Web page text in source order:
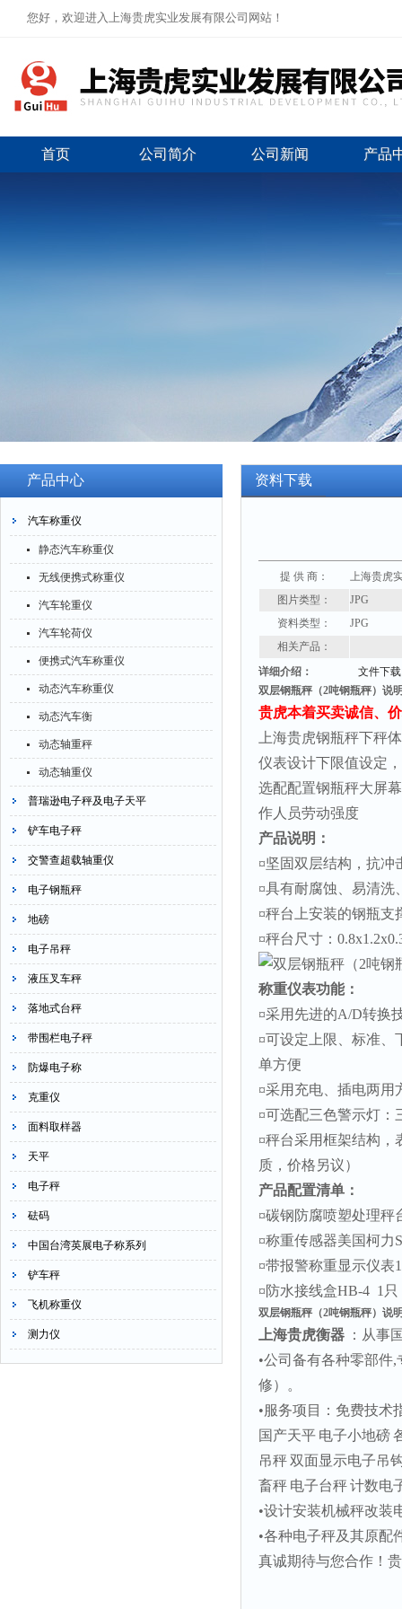
您好，欢迎进入上海贵虎实业发展有限公司网站！
首页 公司简介 公司新闻 产品
产品中心
汽车称重仪
静态汽车称重仪
无线便携式称重仪
汽车轮重仪
汽车轮荷仪
便携式汽车称重仪
动态汽车称重仪
动态汽车衡
动态轴重秤
动态轴重仪
普瑞逊电子秤及电子天平
铲车电子秤
交警查超载轴重仪
电子钢瓶秤
地磅
电子吊秤
液压叉车秤
落地式台秤
带围栏电子秤
防爆电子称
克重仪
面料取样器
天平
电子秤
砝码
中国台湾英展电子称系列
铲车秤
飞机称重仪
测力仪
资料下载
提 供 商：
上海贵虎
图片类型：
JPG
资料类型：
JPG
相关产品：
详细介绍：
文件下载
双层钢瓶秤（2吨钢瓶秤）说
贵虎本着买卖诚信、
上海贵虎钢瓶秤下秤
仪表设计下限值设定
选配配置钢瓶秤大屏
作人员劳动强度
产品说明：
¤坚固双层结构，抗冲
¤具有耐腐蚀、易清洗
¤秤台上安装的钢瓶支
¤秤台尺寸：
称重仪表功能：
¤采用先进的A/D转换
¤可设定上限、标准、
单方便
¤采用充电、插电两用
¤可选配三色警示灯：
¤秤台采用框架结构，
质，价格另议）
产品配置清单：
¤碳钢防腐喷塑处理秤
¤称重传感器美国柯力
¤带报警称重显示仪表1
¤防水接线盒HB-4 1 只
双层钢瓶秤（2吨钢瓶秤）说
上海贵虎衡器 ：从事
•公司备有各种零部件,
修）。
•服务项目：免费技术
国产天平 电子小地磅
吊秤双面显示电子吊
畜秤 电子台秤计数电
•设计安装机械秤改装
•各种电子秤及其原配
真诚期待与您合作！